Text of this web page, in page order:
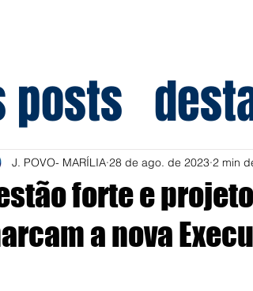
posts
forte e
a nova
J. POVO- MARÍLIA 28 de ago. de 2023 2 min